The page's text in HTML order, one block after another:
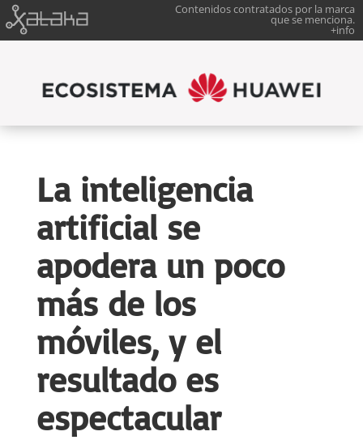
Contenidos contratados por la marca
que se menciona.
+info
La inteligencia
artificial se
apodera un poco
más de los
móviles, y el
resultado es
espectacular